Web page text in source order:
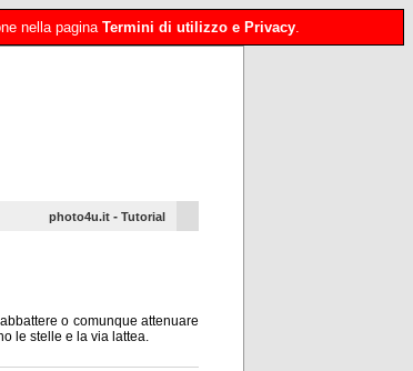
nella pagina Termini di utilizzo e Privacy.
photo4u.it - Tutorial
o comunque attenuare
le stelle e la via lattea.